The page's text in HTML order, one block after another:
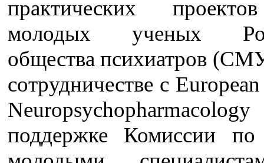
практических
молодых ученых
общества психиатров
сотрудничестве с
Neuropsychopharmacology
поддержке Комиссии